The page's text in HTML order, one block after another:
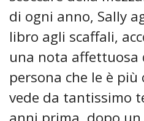
di ogni anno, Sally
libro agli scaffali,
una nota affettuosa
persona che le è più
vede da tantissimo